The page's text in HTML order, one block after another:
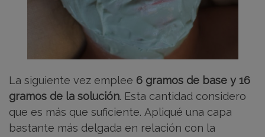
La siguiente vez emplee 6 gramos de base y 16
gramos de la solución. Esta cantidad considero
que es más que suficiente. Apliqué una capa
bastante más delgada en relación con la